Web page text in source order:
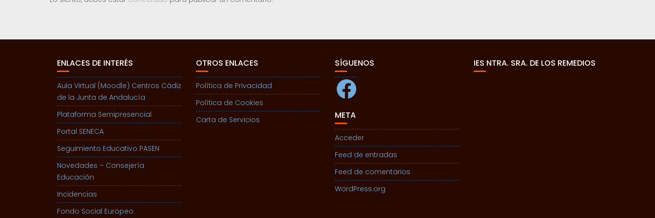
ENLACES DE INTERÉS
Aula Virtual (Moodle) Centros Cádiz
de la Junta de Andalucía
Plataforma Semipresencial
Portal SENECA
Seguimiento Educativo PASEN
Novedades – Consejería
Educación
Incidencias
Fondo Social Europeo
OTROS ENLACES
Política de Privacidad
Política de Cookies
Carta de Servicios
SÍGUENOS
Facebook
META
Acceder
Feed de entradas
Feed de comentarios
WordPress.org
IES NTRA. SRA. DE LOS REMEDIOS